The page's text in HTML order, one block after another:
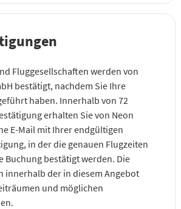
Fluggesellschaften werden von
bestätigt, nachdem Sie Ihre
haben. Innerhalb von 72
erhalten Sie von Neon
E-Mail mit Ihrer endgültigen
in der die genauen Flugzeiten
Buchung bestätigt werden. Die
innerhalb der in diesem Angebot
und möglichen